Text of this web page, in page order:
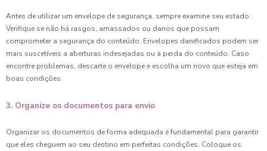
Antes de utilizar um envelope de segurança, sempre examine seu estado.
Verifique se não há rasgos, amassados ou danos que possam
comprometer a segurança do conteúdo. Envelopes danificados podem ser
mais suscetíveis a aberturas indesejadas ou à perda do conteúdo. Caso
encontre problemas, descarte o envelope e escolha um novo que esteja em
boas condições.
3. Organize os documentos para envio
Organizar os documentos de forma adequada é fundamental para garantir
que eles cheguem ao seu destino em perfeitas condições. Coloque os